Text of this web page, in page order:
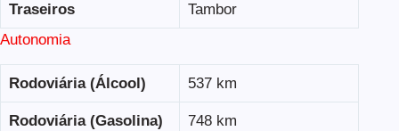
Traseiros
Tambor
Autonomia
Rodoviária (Álcool) 537 km
Rodoviária (Gasolina) 748 km